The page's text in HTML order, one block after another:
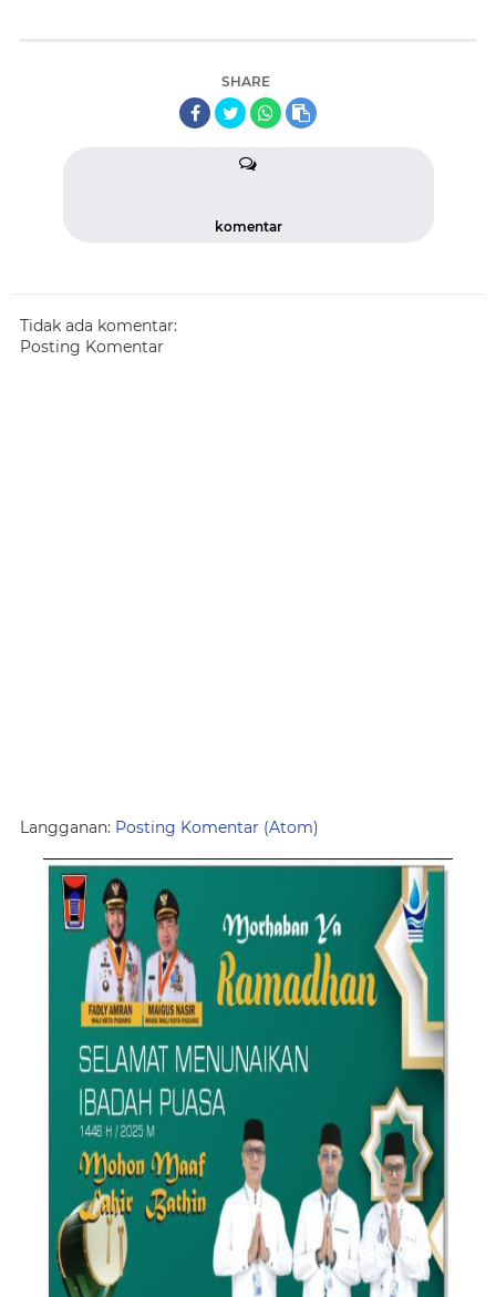
SHARE
komentar
Tidak ada komentar:
Posting Komentar
Langganan: Posting Komentar (Atom)